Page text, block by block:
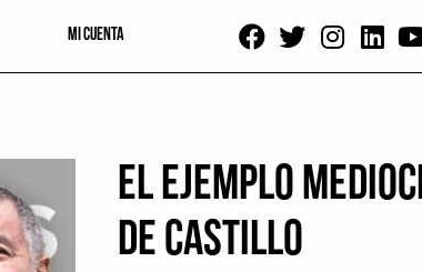
MI CUENTA
EL EJEMPLO
DE CASTILLO